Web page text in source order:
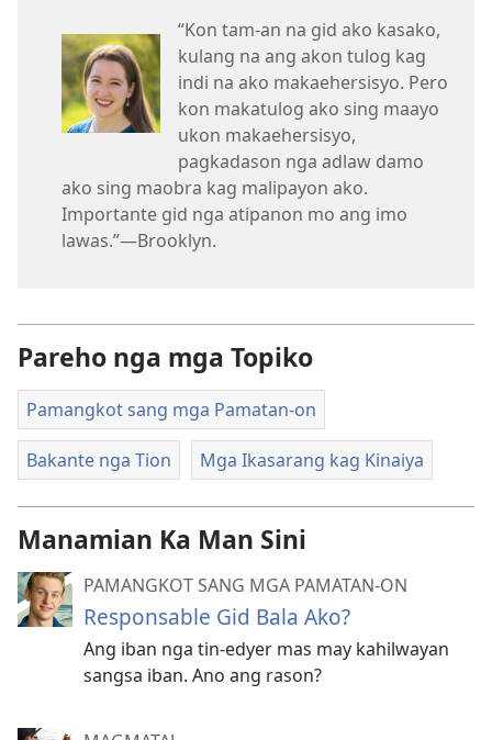
“Kon tam-an na gid ako kasako,
kulang na ang akon tulog kag
indi na ako makaehersisyo. Pero
kon makatulog ako sing maayo
ukon makaehersisyo,
pagkadason nga adlaw damo
ako sing maobra kag malipayon ako.
Importante gid nga atipanon mo ang imo
lawas.”—Brooklyn.
Pareho nga mga Topiko
Pamangkot sang mga Pamatan-on
Bakante nga Tion Mga Ikasarang kag Kinaiya
Manamian Ka Man Sini
PAMANGKOT SANG MGA PAMATAN-ON
Responsable Gid Bala Ako?
Ang iban nga tin-edyer mas may kahilwayan
sangsa iban. Ano ang rason?